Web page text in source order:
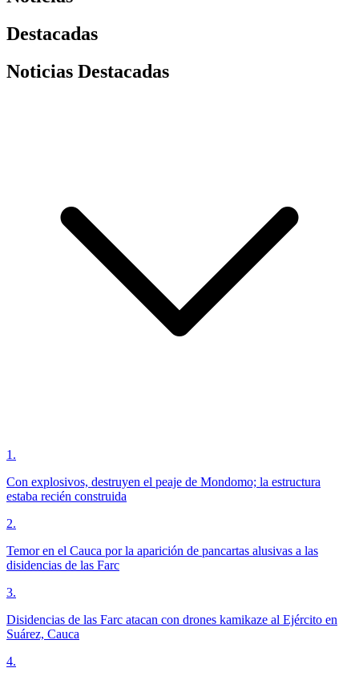
Destacadas
Noticias Destacadas
1 .
Con explosivos, destruyen el peaje de Mondomo; la estructura
estaba recién construida
2.
Temor en el Cauca por la aparición de pancartas alusivas a las
disidencias de las Farc
3.
Disidencias de las Farc atacan con drones kamikaze al Ejército en
Suárez, Cauca
4.